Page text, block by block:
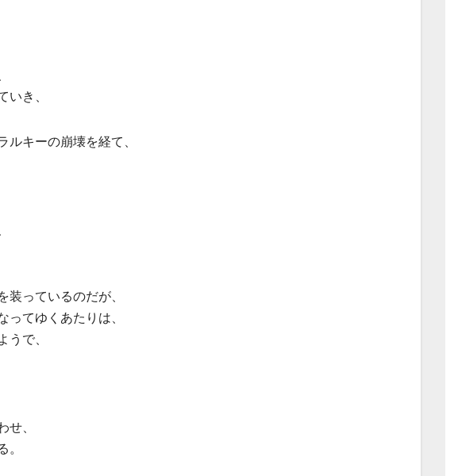
き、
キーの崩壊を経て、
っているのだが、
てゆくあたりは、
で、
、